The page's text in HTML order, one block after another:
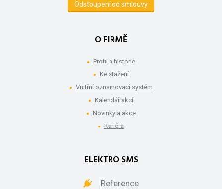
Odstoupení od smlouvy
O FIRMĚ
Profil a historie
Ke stažení
Vnitřní oznamovací systém
Kalendář akcí
Novinky a akce
Kariéra
ELEKTRO SMS
Reference